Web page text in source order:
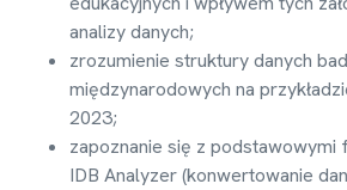
analizy danych;
zrozumienie struktury danych
międzynarodowych na
2023;
zapoznanie się z podstawowymi
IDB Analyzer (konwertowanie